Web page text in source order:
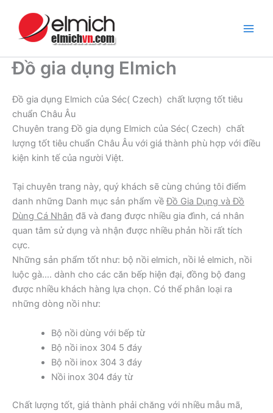
Đồ gia dụng Elmich
Đồ gia dụng Elmich của Séc( Czech) chất lượng tốt tiêu
chuẩn Châu Âu
Chuyên trang Đồ gia dụng Elmich của Séc( Czech) chất
lượng tốt tiêu chuẩn Châu Âu với giá thành phù hợp với điều
kiện kinh tế của người Việt.
Tại chuyên trang này, quý khách sẽ cùng chúng tôi điểm
danh những Danh mục sản phẩm vềĐồ Gia Dụng và Đồ
Dùng Cá Nhân đã và đang được nhiều gia đình, cá nhân
quan tâm sử dụng và nhận được nhiều phản hồi rất tích
cực.
Những sản phẩm tốt như: bộ nồi elmich, nồi lẻ elmich, nồi
luộc gà…. dành cho các căn bếp hiện đại, đồng bộ đang
được nhiều khách hàng lựa chọn. Có thể phân loại ra
những dòng nồi như:
Bộ nồi dùng với bếp từ
Bộ nồi inox 304 5 đáy
Bộ nồi inox 304 3 đáy
Nồi inox 304 đáy từ
Chất lượng tốt, giá thành phải chăng với nhiều mẫu mã,